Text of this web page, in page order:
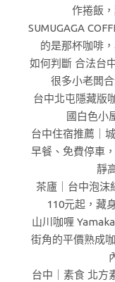
作捲飯
SUMUGAGA
的是那杯咖啡
如何判斷 合法台
很多小老闆
台中北屯隱藏版
國白色小
台中住宿推薦｜
早餐、免費停車
靜
茶廬｜台中泡沫
110元起，藏
山川咖喱
街角的平價熟成
台中｜素食 北方